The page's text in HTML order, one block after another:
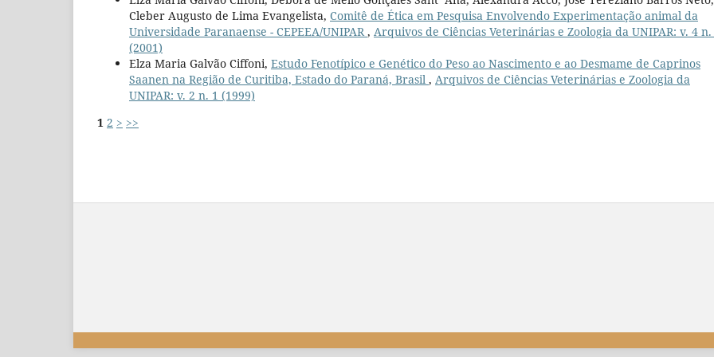
Cleber Augusto de Lima Evangelista, Comitê de Ética em Pesquisa Envolvendo Experimentação animal da
Universidade Paranaense - CEPEEA/UNIPAR, Arquivos de Ciências Veterinárias e Zoologia da UNIPAR: v. 4 n.
(2001)
Elza Maria Galvão Ciffoni, Estudo Fenotípico e Genético do Peso ao Nascimento e ao Desmame de Caprinos
Saanen na Região de Curitiba, Estado do Paraná, Brasil , Arquivos de Ciências Veterinárias e Zoologia da
UNIPAR: v. 2 n. 1 (1999)
1 2 > >>